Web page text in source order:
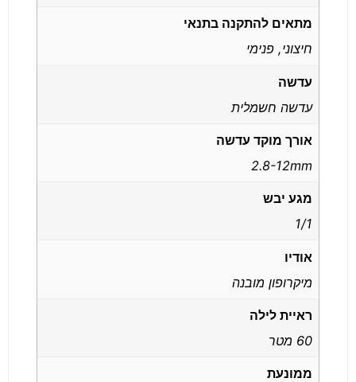
מתאים להתקנה בתנאי
חיצוני, פנימי
עדשה
עדשה חשמלית
אורך מוקד עדשה
2.8-12mm
מגע יבש
1/1
אודיו
מיקרופון מובנה
ראיית לילה
60 מטר
ממונעת